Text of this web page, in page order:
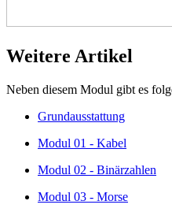
Weitere Artikel
Neben diesem Modul gibt es
Grundausstattung
Modul 01 - Kabel
Modul 02 - Binärzahlen
Modul 03 - Morse